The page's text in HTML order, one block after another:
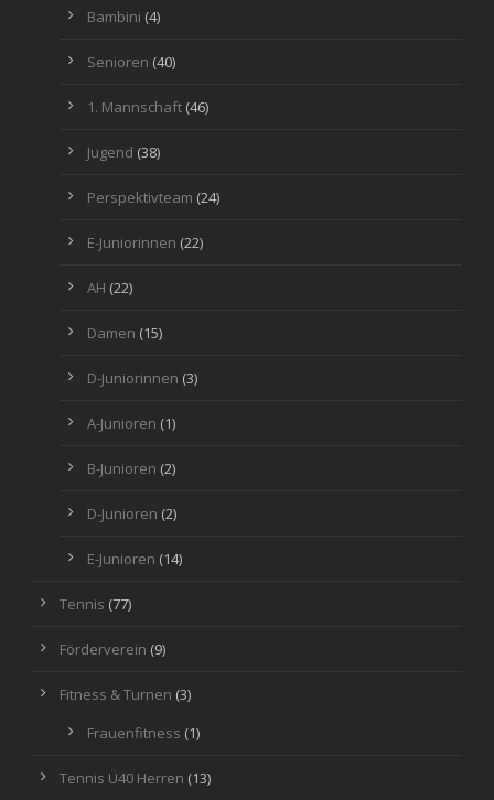
Bambini (4)
Senioren (40)
1. Mannschaft (46)
Jugend (38)
Perspektivteam (24)
E-Juniorinnen (22)
AH (22)
Damen (15)
D-Juniorinnen (3)
A-Junioren (1)
B-Junioren (2)
D-Junioren (2)
E-Junioren (14)
Tennis (77)
Förderverein (9)
Fitness & Turnen (3)
Frauenfitness (1)
Tennis Ü40 Herren (13)